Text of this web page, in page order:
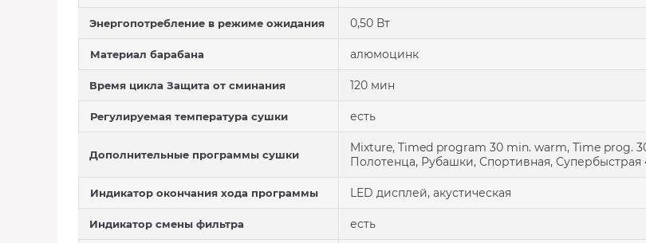
Энергопотребление в режиме ожидания 0,50 Вт
Материал барабана алюмоцинк
Время цикла Защита от сминания 120 мин
Регулируемая температура сушки есть
Дополнительные программы сушки
Mixture, Timed program 30 min. warm, Time prog.
Полотенца, Рубашки, Спортивная, Супербыстрая
Индикатор окончания хода программы LED дисплей, акустическая
Индикатор смены фильтра есть